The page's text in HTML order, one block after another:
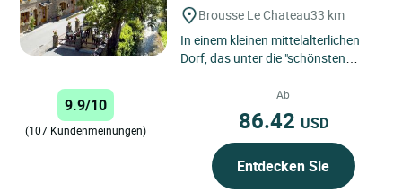
Brousse Le Chateau33 km
In einem kleinen mittelalterlichen
Dorf, das unter die "schönsten
Das Etablissement...
9.9/10
(107 Kundenmeinungen)
Ab
86.42 USD
Entdecken Sie